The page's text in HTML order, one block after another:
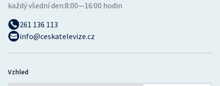
každý všední den:8:00—16:00 hodin
261 136 113
info@ceskatelevize.cz
Vzhled